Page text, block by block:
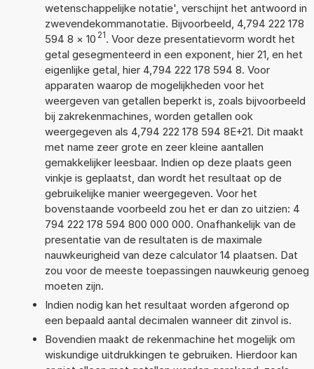
wetenschappelijke notatie', verschijnt het antwoord in
zwevendekommanotatie. Bijvoorbeeld, 4,794 222 178
594 8 × 10 21. Voor deze presentatievorm wordt het
getal gesegmenteerd in een exponent, hier 21, en het
eigenlijke getal, hier 4,794 222 178 594 8. Voor
apparaten waarop de mogelijkheden voor het
weergeven van getallen beperkt is, zoals bijvoorbeeld
bij zakrekenmachines, worden getallen ook
weergegeven als 4,794 222 178 594 8E+21. Dit maakt
met name zeer grote en zeer kleine aantallen
gemakkelijker leesbaar. Indien op deze plaats geen
vinkje is geplaatst, dan wordt het resultaat op de
gebruikelijke manier weergegeven. Voor het
bovenstaande voorbeeld zou het er dan zo uitzien: 4
794 222 178 594 800 000 000. Onafhankelijk van de
presentatie van de resultaten is de maximale
nauwkeurigheid van deze calculator 14 plaatsen. Dat
zou voor de meeste toepassingen nauwkeurig genoeg
moeten zijn.
Indien nodig kan het resultaat worden afgerond op
een bepaald aantal decimalen wanneer dit zinvol is.
Bovendien maakt de rekenmachine het mogelijk om
wiskundige uitdrukkingen te gebruiken. Hierdoor kan